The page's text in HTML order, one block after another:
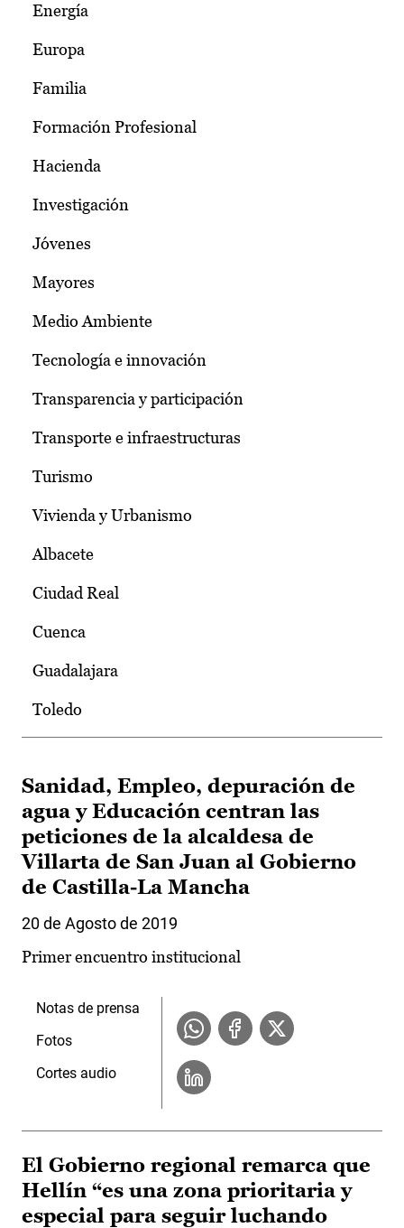
Energía
Europa
Familia
Formación Profesional
Hacienda
Investigación
Jóvenes
Mayores
Medio Ambiente
Tecnología e innovación
Transparencia y participación
Transporte e infraestructuras
Turismo
Vivienda y Urbanismo
Albacete
Ciudad Real
Cuenca
Guadalajara
Toledo
Sanidad, Empleo, depuración de
agua y Educación centran las
peticiones de la alcaldesa de
Villarta de San Juan al Gobierno
de Castilla-La Mancha
20 de Agosto de 2019
Primer encuentro institucional
Notas de prensa
Fotos
Cortes audio
El Gobierno regional remarca que
Hellín “es una zona prioritaria y
especial para seguir luchando